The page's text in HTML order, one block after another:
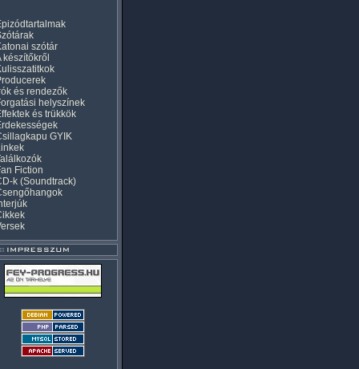
szótár
készítőkről
és rendezők
helyszínek
és trükkök
GYIK
Fiction
k (Soundtrack)